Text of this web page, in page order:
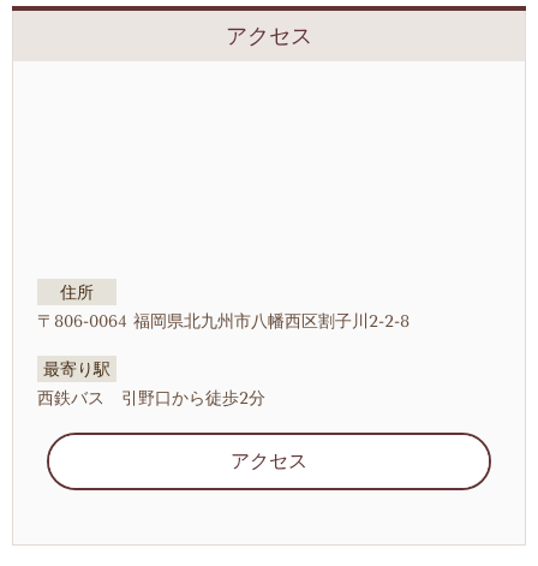
アクセス
住所
〒806-0064 福岡県北九州市八幡西区割子川2-2-8
最寄り駅
西鉄バス 引野口から徒歩2分
アクセス